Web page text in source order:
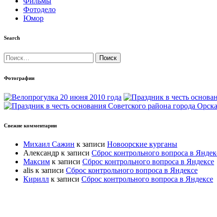
Фотодело
Юмор
Search
Найти:
Фотографии
Свежие комментарии
Михаил Сажин к записи Новоорские курганы
Александр к записи Сброс контрольного вопроса в
Максим к записи Сброс контрольного вопроса в Яндексе
alis к записи Сброс контрольного вопроса в Яндексе
Кирилл к записи Сброс контрольного вопроса в Яндексе